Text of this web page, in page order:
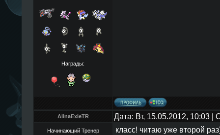
Награды:
AlinaExieTR Дата: Вт, 15.05.2012, 10:03
Начинающий Тренер класс! читаю уже второй